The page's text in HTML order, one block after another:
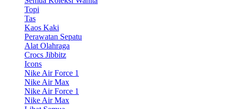
Topi
Tas
Kaos Kaki
Perawatan Sepatu
Alat Olahraga
Crocs Jibbitz
Icons
Nike Air Force 1
Nike Air Max
Nike Air Force 1
Nike Air Max